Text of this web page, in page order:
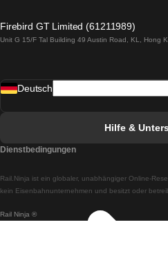
Züge von Lissabon
Züge von
Züge von Braga
Firebird GT Limited (61211989)
Unit G 15/F Tal Building 49 Austin Road, KL, Hong
Rail Ninja ®
Rail.Ninja ist ein globaler, unabhängiger Online-
kein Eisenbahnunternehmen und besitzt oder
Deutsch
Hilfe &
Dienstbedingungen